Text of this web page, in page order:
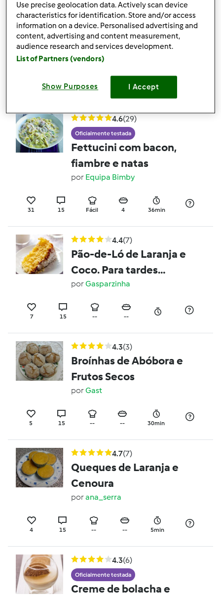
4.6(11)
Bolo do Starbucks de
Chocolate e Canela
com Crosta de Açúcar
porGasparzinha
15 --
4.6(29)
Oficialmente testada
Fettucini com bacon,
fiambre e natas
por Equipa Bimby
31 15 Fácil 4 36min
4.4(7)
Pão-de-Ló de Laranja e
Coco. Para tardes
felizes.
porGasparzinha
7 15 -- --
4.3(3)
Broínhas de Abóbora e
Frutos Secos
porGast
5 15 -- -- 30min
4.7(7)
Queques de Laranja e
Cenoura
porana_serra
4 15 -- -- 5min
4.3(6)
Oficialmente testada
Creme de bolacha e
Use precise geolocation data. Actively scan device
characteristics for identification. Store and/or access
information on a device. Personalised advertising and
content, advertising and content measurement,
audience research and services development.
List of Partners (vendors)
Show Purposes I Accept